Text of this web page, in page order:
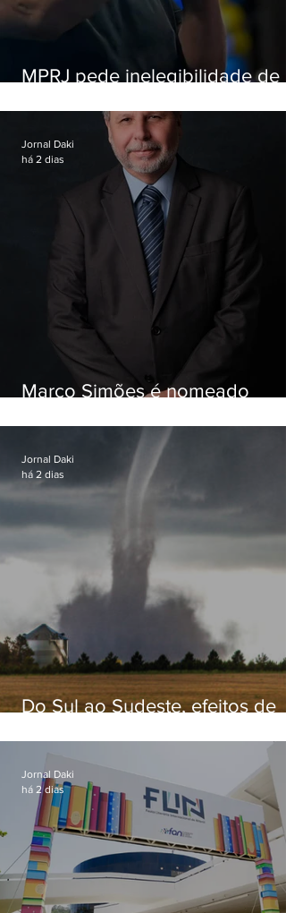
MPRJ pede inelegibilidade de
Marco Simões é nomeado
Jornal Daki
há 2 dias
Do Sul ao Sudeste, efeitos de
apreensão na população
Jornal Daki
há 2 dias
Jornal Daki
há 2 dias